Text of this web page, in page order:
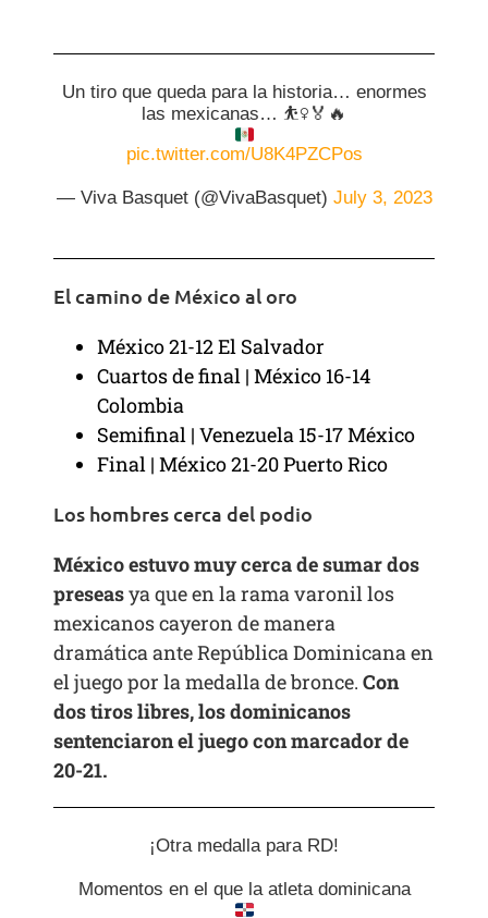
Un tiro que queda para la historia… enormes
las mexicanas… ⛹️‍♀️ 🏅 🔥
pic.twitter.com/U8K4PZCPos
— Viva Basquet (@VivaBasquet) July 3, 2023
El camino de México al oro
México 21-12 El Salvador
Cuartos de final | México 16-14
Colombia
Semifinal | Venezuela 15-17 México
Final | México 21-20 Puerto Rico
Los hombres cerca del podio
México estuvo muy cerca de sumar dos
preseasya que en la rama varonil los
mexicanos cayeron de manera
dramática ante República Dominicana en
el juego por la medalla de bronce.Con
dos tiros libres, los dominicanos
sentenciaron el juego con marcador de
20-21.
¡Otra medalla para RD!
Momentos en el que la atleta dominicana